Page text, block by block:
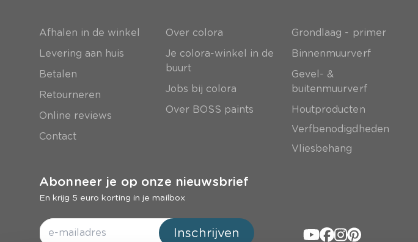
Afhalen in de winkel
Levering aan huis
Betalen
Retourneren
Online reviews
Contact
Over colora
Je colora-winkel in de
buurt
Jobs bij colora
Over BOSS paints
Grondlaag - primer
Binnenmuurverf
Gevel- &
buitenmuurverf
Houtproducten
Verfbenodigdheden
Vliesbehang
Abonneer je op onze nieuwsbrief
En krijg 5 euro korting in je mailbox
Inschrijven